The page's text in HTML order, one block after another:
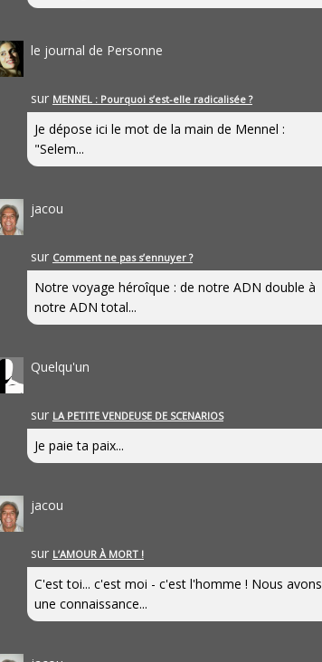
le journal de Personne
sur MENNEL : Pourquoi s’est-elle radicalisée ?
Je dépose ici le mot de la main de Mennel :
"Selem...
jacou
sur Comment ne pas s’ennuyer ?
Notre voyage héroîque : de notre ADN double à
notre ADN total...
Quelqu'un
sur LA PETITE VENDEUSE DE SCENARIOS
Je paie ta paix...
jacou
sur L’AMOUR À MORT !
C'est toi... c'est moi - c'est l'homme ! Nous avons
une connaissance...